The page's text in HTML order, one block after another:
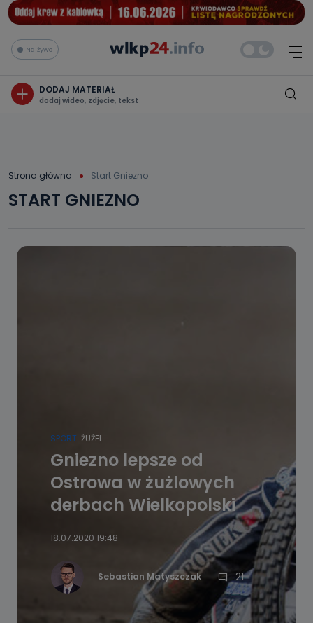
Na żywo
DODAJ MATERIAŁ
dodaj wideo, zdjęcie, tekst
Strona główna Start Gniezno
START GNIEZNO
SPORT ŻUŻEL
Gniezno lepsze od
Ostrowa w żużlowych
derbach Wielkopolski
18.07.2020 19:48
Sebastian Matyszczak 21